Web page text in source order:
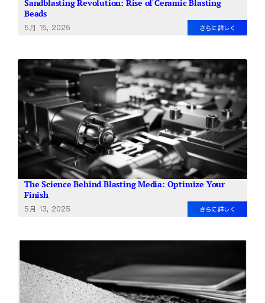
Sandblasting Revolution: Rise of Ceramic Blasting
Beads
5月 15, 2025 さらに詳しく
The Science Behind Blasting Media: Optimize Your
Finish
5月 13, 2025 さらに詳しく